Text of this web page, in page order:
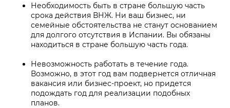
Необходимость быть в стране большую часть
срока действия ВНЖ. Ни ваш бизнес, ни
семейные обстоятельства не станут основанием
для долгого отсутствия в Испании. Вы обязаны
находиться в стране большую часть года.
Невозможность работать в течение года.
Возможно, в этот год вам подвернется отличная
вакансия или бизнес-проект, но придется
подождать год для реализации подобных
планов.